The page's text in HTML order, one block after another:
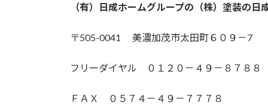
（有）日成ホームグループの（株）塗装の日
〒505-0041 美濃加茂市太田町６０９－7
フリーダイヤル ０１２０－４９－８７８８
ＦＡＸ ０５７４－４９－７７７８